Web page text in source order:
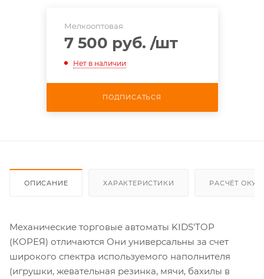
Мелкооптовая
7 500 руб. /шт
Нет в наличии
ПОДПИСАТЬСЯ
ОПИСАНИЕ ХАРАКТЕРИСТИКИ РАСЧЁТ
Механические торговые автоматы KIDS'TOP
(КОРЕЯ) отличаются Они универсальны за счет
широкого спектра используемого наполнителя
(игрушки, жевательная резинка, мячи, бахилы в